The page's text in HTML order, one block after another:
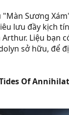
"Màn Sương
lưu đầy kịch
Liệu bạn
sở hữu, để
Of